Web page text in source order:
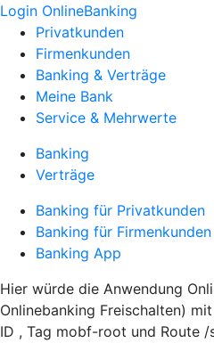
Login OnlineBanking
Privatkunden
Firmenkunden
Banking & Verträge
Meine Bank
Service & Mehrwerte
Banking
Verträge
Banking für Privatkunden
Banking für Firmenkunden
Banking App
Hier würde die Anwendung
Onlinebanking Freischalten)
ID , Tag mobf-root und Route